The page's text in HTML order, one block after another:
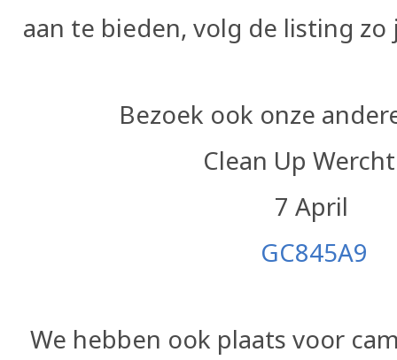
aan te bieden, volg de listing
Bezoek ook onze
Clean Up
7 April
GC845A9
We hebben ook plaats voor